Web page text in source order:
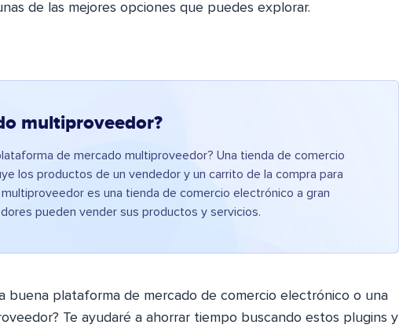
de las mejores opciones que puedes explorar.
multiproveedor?
de mercado multiproveedor? Una tienda de comercio
los productos de un vendedor y un carrito de la compra para
es una tienda de comercio electrónico a gran
pueden vender sus productos y servicios.
buena plataforma de mercado de comercio electrónico o una
Te ayudaré a ahorrar tiempo buscando estos plugins y